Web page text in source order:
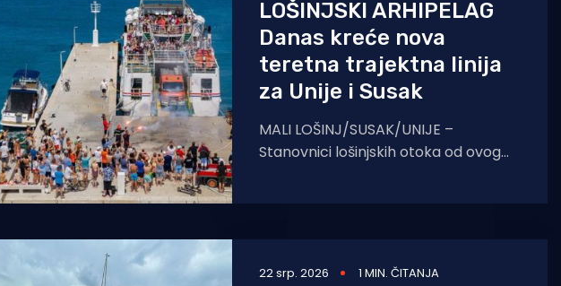
LOŠINJSKI ARHIPELAG
Danas kreće nova
teretna trajektna linija
za Unije i Susak
MALI LOŠINJ/SUSAK/UNIJE –
Stanovnici lošinjskih otoka od ovog
22 srp. 2026 1 MIN. ČITANJA